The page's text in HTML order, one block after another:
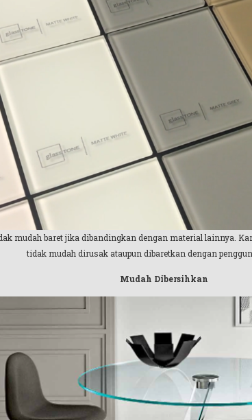
mudah baret jika dibandingkan dengan material lainnya.
tidak mudah dirusak ataupun dibaretkan dengan
Mudah Dibersihkan